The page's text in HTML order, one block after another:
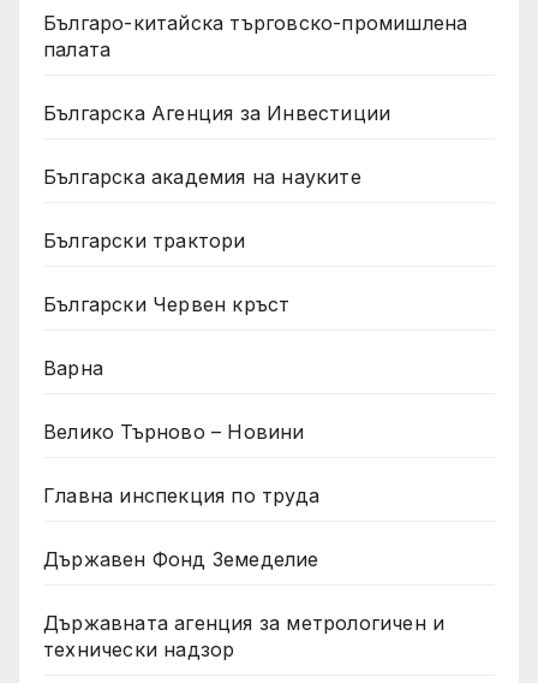
Българо-китайска търговско-промишлена
палата
Българска Агенция за Инвестиции
Българска академия на науките
Български трактори
Български Червен кръст
Варна
Велико Търново – Новини
Главна инспекция по труда
Държавен Фонд Земеделие
Държавната агенция за метрологичен и
технически надзор